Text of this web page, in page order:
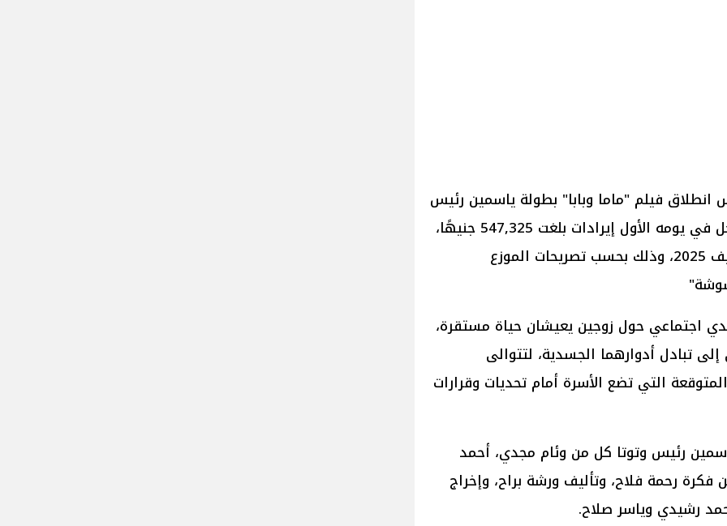
فيلم "ماما وبابا" بطولة ياسمين رئيس
ومحمد عبد الرحمن "توتا"، حيث سجل في يومه الأول إيرادات بلغت 547,325 جنيهًا،
ليبدأ منافسته بقوة في موسم صيف 2025، وذلك بحسب تصريحات الموزع
اجتماعي حول زوجين يعيشان حياة مستقرة،
تبادل أدوارهما الجسدية، لتتوالى
التي تضع الأسرة أمام تحديات وقرارات
رئيس وتوتا كل من وئام مجدي، أحمد
رحمة فلاح، وتأليف ورشة براح، وإخراج
رشيدي وياسر صلاح.